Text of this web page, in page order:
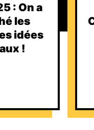
: On a
les
idées
!